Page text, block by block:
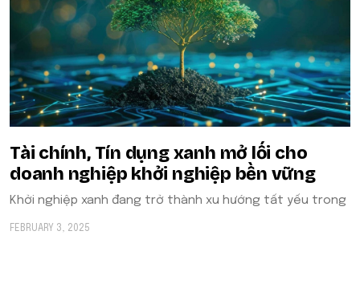
Tài chính, Tín dụng xanh mở lối cho
doanh nghiệp khởi nghiệp bền vững
Khởi nghiệp xanh đang trở thành xu hướng tất yếu trong
FEBRUARY 3, 2025